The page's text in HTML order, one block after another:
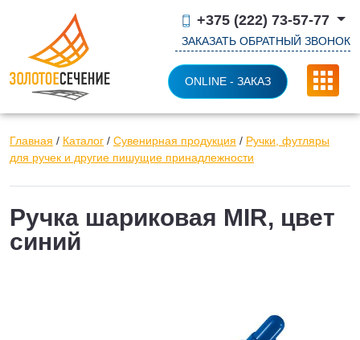
+375 (222) 73-57-77
ЗАКАЗАТЬ ОБРАТНЫЙ ЗВОНОК
ONLINE - ЗАКАЗ
Главная / Каталог / Сувенирная продукция / Ручки, футляры
для ручек и другие пишущие принадлежности
Ручка шариковая MIR, цвет
синий